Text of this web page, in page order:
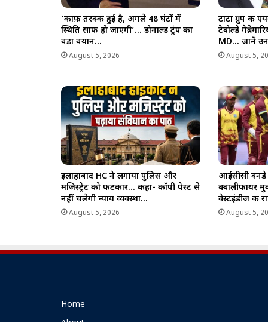
‘काफ़ी तरक्की हुई है, अगले 48 घंटों में
स्थिति साफ हो जाएगी’… डोनाल्ड ट्रंप का
बड़ा बयान…
August 5, 2026
टाटा ग्रुप की
टेवोल्डे
MD… जानें
August 5,
इलाहाबाद HC ने लगाया पुलिस और
मजिस्ट्रेट को फटकार… कहा- कॉपी पेस्ट से
नहीं चलेगी न्याय व्यवस्था…
August 5, 2026
आईसीसी वनडे
क्वालीफायर
वेस्टइंडीज की
August 5,
Home